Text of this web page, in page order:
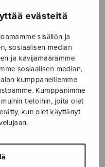
evästeitä
sisällön ja
sosiaalisen median
ja kävijämäärämme
sosiaalisen median,
kumppaneillemme
Kumppanimme
tietoihin, joita olet
kun olet käyttänyt